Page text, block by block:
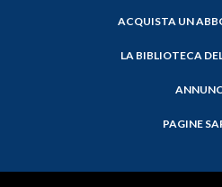
ACQUISTA UN
LA BIBLIOTECA
PAGINE